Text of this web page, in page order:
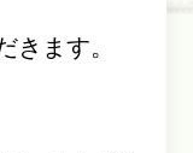
きます。